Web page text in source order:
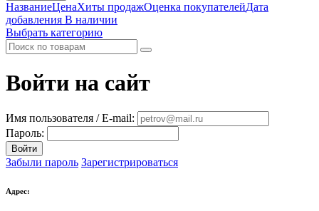
НазваниеЦенаХиты продажОценка покупателейДата
добавления В наличии
Выбрать категорию
Войти на сайт
Имя пользователя / E-mail:
Пароль:
Войти
Забыли пароль Зарегистрироваться
Адрес: